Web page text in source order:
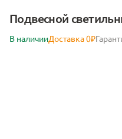
Подвесной
В наличииДоставка 0₽